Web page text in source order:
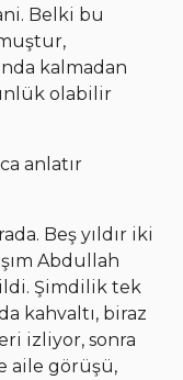
Belki bu
kalmadan
olabilir
anlatır
Beş yıldır iki
Abdullah
Şimdilik tek
kahvaltı, biraz
izliyor, sonra
aile görüşü,